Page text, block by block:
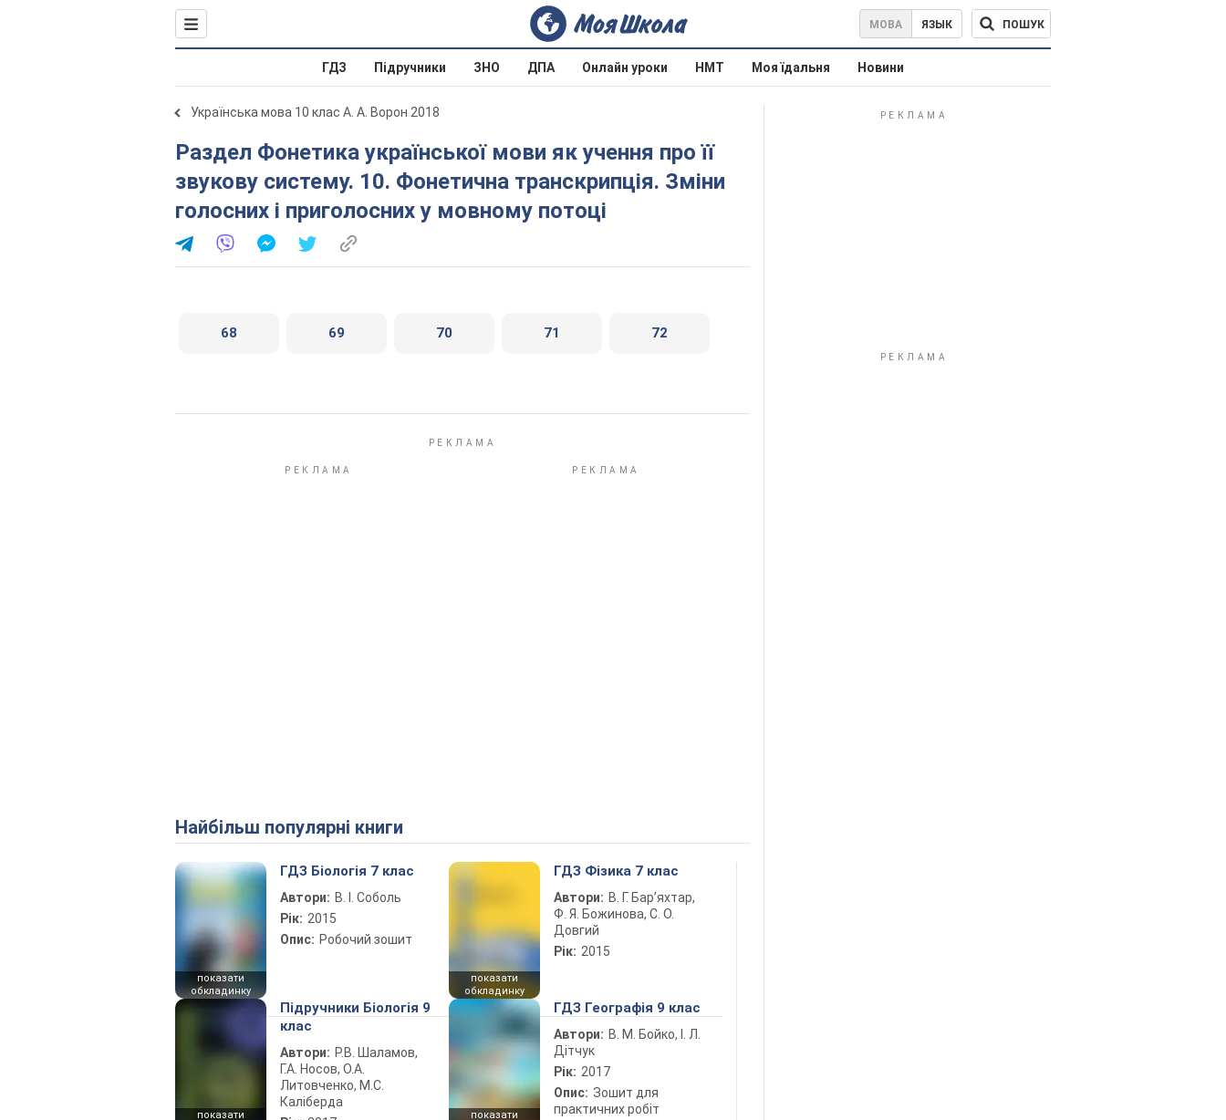
МОВА ЯЗЫК ПОШУК
ГДЗ Підручники ЗНО ДПА Онлайн уроки НМТ Моя їдальня Новини
Українська мова 10 клас А. А. Ворон 2018
Раздел Фонетика української мови як учення про її
звукову систему. 10. Фонетична транскрипція. Зміни
голосних і приголосних у мовному потоці
68 69 70 71 72
Найбільш популярні книги
показати
обкладинку
ГДЗ Біологія 7 клас
Автори: В. І. Соболь
Рік: 2015
Опис: Робочий зошит
показати
обкладинку
ГДЗ Фізика 7 клас
Автори: В. Г. Бар’яхтар,
Ф. Я. Божинова, С. О.
Довгий
Рік: 2015
показати
Підручники Біологія 9
клас
Автори: Р.В. Шаламов,
Г.А. Носов, О.А.
Литовченко, М.С.
Каліберда
показати
ГДЗ Географія 9 клас
Автори: В. М. Бойко, І. Л.
Дітчук
Рік: 2017
Опис: Зошит для
практичних робіт